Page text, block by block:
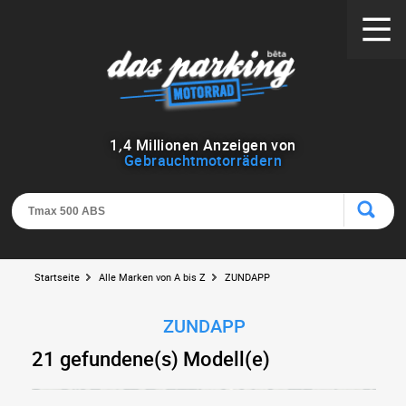
1 ,4 Millionen Anzeigen von
Gebrauchtmotorrädern
Startseite Alle Marken von A bis Z ZUNDAPP
ZUNDAPP
21 gefundene(s) Modell(e)